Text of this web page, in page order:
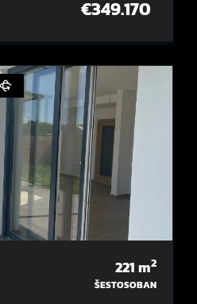
€349.170
221m2
ŠESTOSOBAN